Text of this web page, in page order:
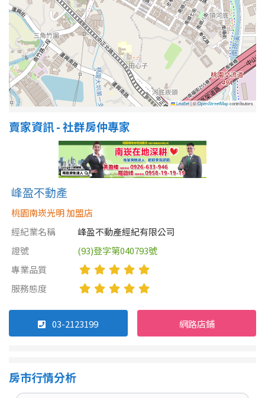
5-10 年 10-20 年
20-30 年 30-40 年
40 年以上
售價
Leaflet|©OpenStreetMapcontributors
賣家資訊 - 社群房仲專家
峰盈不動產
桃園南崁光明 加盟店
經紀業名稱
峰盈不動產經紀有限公司
證號
(93)登字第040793號
專業品質
服務態度
03-2123199 網路店鋪
房市行情分析